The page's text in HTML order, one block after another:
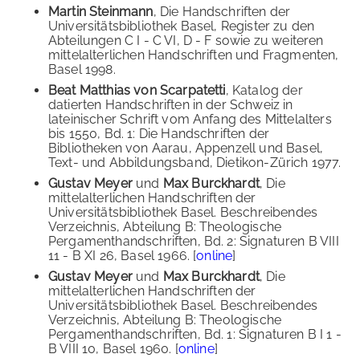
Martin Steinmann, Die Handschriften der
Universitätsbibliothek Basel, Register zu den
Abteilungen C I - C VI, D - F sowie zu weiteren
mittelalterlichen Handschriften und Fragmenten,
Basel 1998.
Beat Matthias von Scarpatetti, Katalog der
datierten Handschriften in der Schweiz in
lateinischer Schrift vom Anfang des Mittelalters
bis 1550, Bd. 1: Die Handschriften der
Bibliotheken von Aarau, Appenzell und Basel,
Text- und Abbildungsband, Dietikon-Zürich 1977.
Gustav Meyerund Max Burckhardt, Die
mittelalterlichen Handschriften der
Universitätsbibliothek Basel. Beschreibendes
Verzeichnis, Abteilung B: Theologische
Pergamenthandschriften, Bd. 2: Signaturen B VIII
11 - B XI 26, Basel 1966. [online]
Gustav Meyerund Max Burckhardt, Die
mittelalterlichen Handschriften der
Universitätsbibliothek Basel. Beschreibendes
Verzeichnis, Abteilung B: Theologische
Pergamenthandschriften, Bd. 1: Signaturen B I 1 -
B VIII 10, Basel 1960. [online]